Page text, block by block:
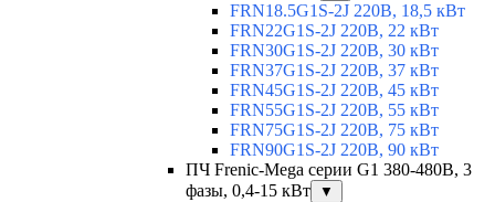
FRN18.5G1S-2J 220В, 18,5 кВт
FRN22G1S-2J 220В, 22 кВт
FRN30G1S-2J 220В, 30 кВт
FRN37G1S-2J 220В, 37 кВт
FRN45G1S-2J 220В, 45 кВт
FRN55G1S-2J 220В, 55 кВт
FRN75G1S-2J 220В, 75 кВт
FRN90G1S-2J 220В, 90 кВт
ПЧ Frenic-Mega серии G1 380-480В, 3
фазы, 0,4-15 кВт
▼